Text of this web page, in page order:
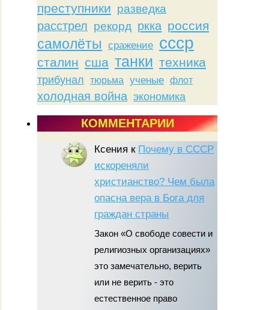
преступники разведка
расстрел рекорд ркка россия
самолёты сражение ссср
сталин сша танки техника
трибунал тюрьма ученые флот
холодная война экономика
КОММЕНТАРИИ
Ксения к Почему в СССР
искореняли
христианство? Чем была
опасна вера в Бога для
граждан страны
Закон «О свободе совести и
религиозных организациях»
это замечательно, верить
или не верить - это
естественное право